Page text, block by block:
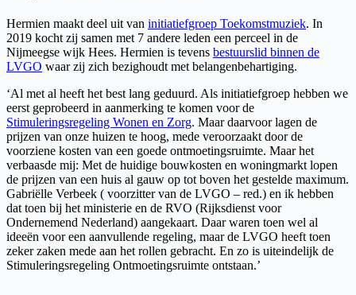
Hermien maakt deel uit van initiatiefgroep Toekomstmuziek. In
2019 kocht zij samen met 7 andere leden een perceel in de
Nijmeegse wijk Hees. Hermien is tevens bestuurslid binnen de
LVGO waar zij zich bezighoudt met belangenbehartiging.
‘Al met al heeft het best lang geduurd. Als initiatiefgroep hebben we
eerst geprobeerd in aanmerking te komen voor de
Stimuleringsregeling Wonen en Zorg. Maar daarvoor lagen de
prijzen van onze huizen te hoog, mede veroorzaakt door de
voorziene kosten van een goede ontmoetingsruimte. Maar het
verbaasde mij: Met de huidige bouwkosten en woningmarkt lopen
de prijzen van een huis al gauw op tot boven het gestelde maximum.
Gabriëlle Verbeek ( voorzitter van de LVGO – red.) en ik hebben
dat toen bij het ministerie en de RVO (Rijksdienst voor
Ondernemend Nederland) aangekaart. Daar waren toen wel al
ideeën voor een aanvullende regeling, maar de LVGO heeft toen
zeker zaken mede aan het rollen gebracht. En zo is uiteindelijk de
Stimuleringsregeling Ontmoetingsruimte ontstaan.’